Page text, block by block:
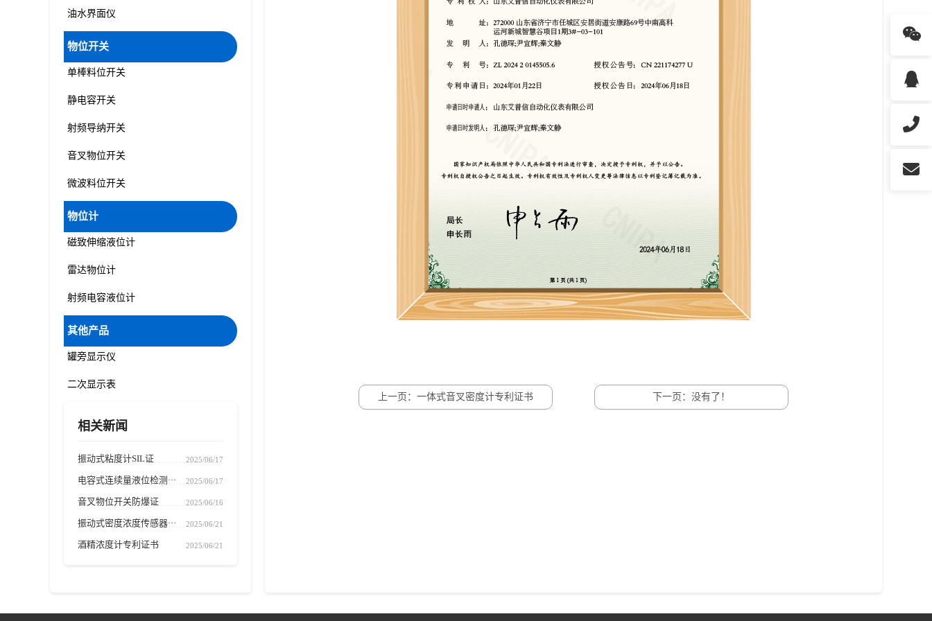
油水界面仪
物位开关
单棒料位开关
静电容开关
射频导纳开关
音叉物位开关
微波料位开关
物位计
磁致伸缩液位计
雷达物位计
射频电容液位计
其他产品
罐旁显示仪
二次显示表
相关新闻
振动式粘度计SIL证 2025/06/17
电容式连续量液位检测··· 2025/06/17
音叉物位开关防爆证 2025/06/16
振动式密度浓度传感器··· 2025/06/21
酒精浓度计专利证书 2025/06/21
上一页：一体式音叉密度计专利证书 下一页：没有了！